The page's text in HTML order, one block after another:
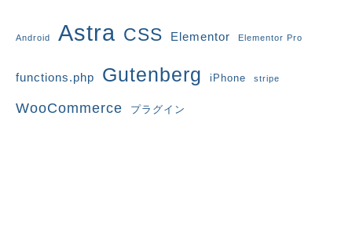
Android Astra CSS Elementor Elementor Pro
functions.php Gutenberg iPhone stripe
WooCommerce プラグイン